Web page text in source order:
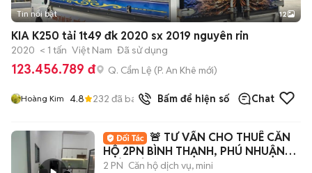
+2
Tin nổi bật 12
KIA K250 tải 1t49 đk 2020 sx 2019 nguyên rin
2020 < 1 tấn Việt Nam Đã sử dụng
123.456.789 đ Q. Cẩm Lệ (P. An Khê mới)
Hoàng Kim 4.8 232 đã bán Bấm để hiện số Chat
🚨 TƯ VẤN CHO THUÊ CĂN
HỘ 2PN BÌNH THẠNH, PHÚ NHUẬN
GIÁ CHỈ TỪ 10tr 💖
2 PN Căn hộ dịch vụ, mini